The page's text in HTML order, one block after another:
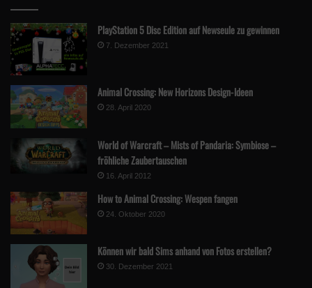
PlayStation 5 Disc Edition auf Newseule zu gewinnen
7. Dezember 2021
Animal Crossing: New Horizons Design-Ideen
28. April 2020
World of Warcraft – Mists of Pandaria: Symbiose –
fröhliche Zaubertauschen
16. April 2012
How to Animal Crossing: Wespen fangen
24. Oktober 2020
Können wir bald Sims anhand von Fotos erstellen?
30. Dezember 2021